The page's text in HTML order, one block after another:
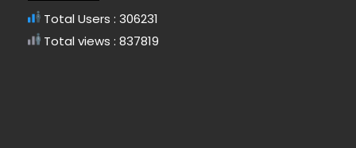
Total Users : 306231
Total views : 837819